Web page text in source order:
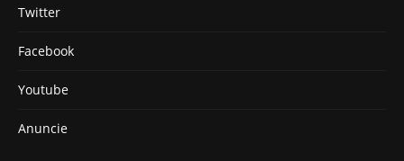
Twitter
Facebook
Youtube
Anuncie